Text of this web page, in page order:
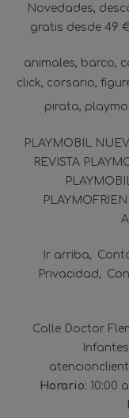
Novedades,
gratis desde 49
animales barco
click corsario
pirata
PLAYMOBIL
REVISTA
Ir arriba
Privacidad
Calle Doctor
Horario: 10:00